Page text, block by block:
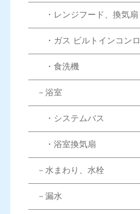
・レンジフード、換気扇
・ガス ビルトインコンロ
・食洗機
－浴室
・システムバス
・浴室換気扇
－水まわり、水栓
－漏水